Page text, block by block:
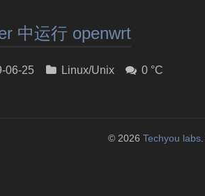
中运行 openwrt
06-25 Linux/Unix 0 °C
© 2026 Techyou labs